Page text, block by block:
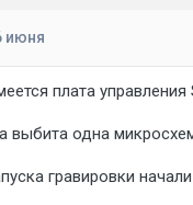
июня
плата управления
выбита одна
гравировки